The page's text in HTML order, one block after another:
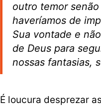
outro temor
haveríamos de
Sua vontade e
de Deus para
nossas fantasias,
É loucura desprezar